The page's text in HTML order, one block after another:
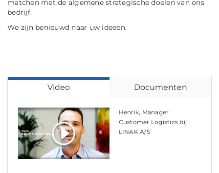
matchen met de algemene strategische doelen van ons
bedrijf.
We zijn benieuwd naar uw ideeën.
Video Documenten
Henrik, Manager
Customer Logistics bij
LINAK A/S